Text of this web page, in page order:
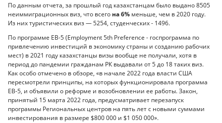
По данным отчета, за прошлый год казахстанцам было выдано 8505
неиммиграционных виз, что всего на 6% меньше, чем в 2020 году.
Из них туристических виз — 5254, студенческих - 1496.
По программе EB-5 (Employment 5th Preference - госпрограмма по
привлечению инвестиций в экономику страны и созданию рабочих
мест) в 2021 году казахстанцы визы вообще не получали, хотя в
период до пандемии гражданам РК выдавали от 5 до 18 таких виз.
Как особо отмечено в обзоре, «в начале 2022 года власти США
пересмотрели принципы, на которых функционировала программа
ЕВ-5, и объявили о реформе и возобновлении ее работы. Закон,
принятый 15 марта 2022 года, предусматривает перезапуск
программы Региональных центров на пять лет с новыми суммами
инвестирования в размере $800 000 и $1 050 000».